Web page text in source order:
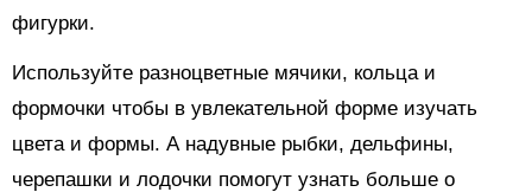
фигурки.
Используйте разноцветные мячики, кольца и
формочки чтобы в увлекательной форме изучать
цвета и формы. А надувные рыбки, дельфины,
черепашки и лодочки помогут узнать больше о